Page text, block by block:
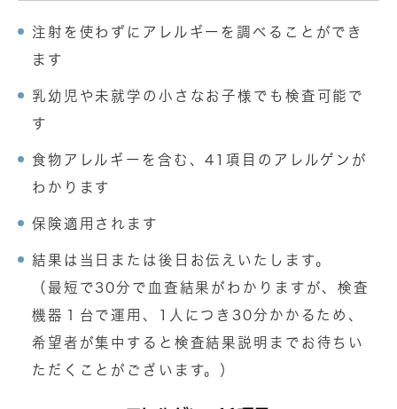
注射を使わずにアレルギーを調べることができ
ます
乳幼児や未就学の小さなお子様でも検査可能で
す
食物アレルギーを含む、41項目のアレルゲンが
わかります
保険適用されます
結果は当日または後日お伝えいたします。
（最短で30分で血査結果がわかりますが、検査
機器１台で運用、1人につき30分かかるため、
希望者が集中すると検査結果説明までお待ちい
ただくことがございます。）